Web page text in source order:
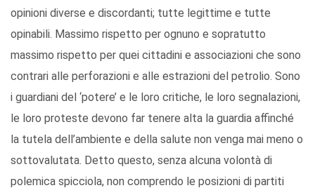
opinioni diverse e discordanti; tutte legittime e tutte
opinabili. Massimo rispetto per ognuno e sopratutto
massimo rispetto per quei cittadini e associazioni che sono
contrari alle perforazioni e alle estrazioni del petrolio. Sono
i guardiani del ‘potere’ e le loro critiche, le loro segnalazioni,
le loro proteste devono far tenere alta la guardia affinché
la tutela dell’ambiente e della salute non venga mai meno o
sottovalutata. Detto questo, senza alcuna volontà di
polemica spicciola, non comprendo le posizioni di partiti